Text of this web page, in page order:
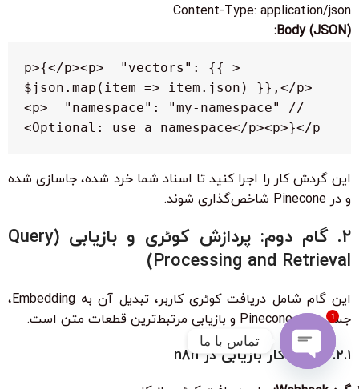
Content-Type: application/json
Body (JSON):
<p>{</p><p>  "vectors": {{
$json.map(item => item.json) }},</p>
<p>  "namespace": "my-namespace" //
Optional: use a namespace</p><p>}</p>
این گردش کار را اجرا کنید تا اسناد شما خرد شده، جاسازی شده
و در Pinecone شاخص‌گذاری شوند.
۲. گام دوم: پردازش کوئری و بازیابی (Query
Processing and Retrieval)
این گام شامل دریافت کوئری کاربر، تبدیل آن به Embedding،
جستجو در Pinecone و بازیابی مرتبط‌ترین قطعات متن است.
۲.۱. گردش کار بازیابی در n8n
تماس با ما
1